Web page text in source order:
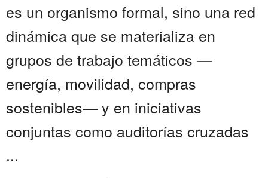
es un organismo formal, sino una red
dinámica que se materializa en
grupos de trabajo temáticos —
energía, movilidad, compras
sostenibles— y en iniciativas
conjuntas como auditorías cruzadas
...